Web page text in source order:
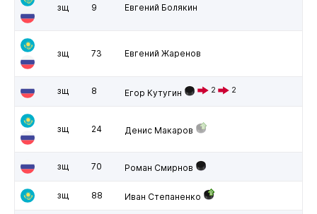
зщ 9 Евгений Болякин
зщ 73 Евгений Жаренов
зщ 8 Егор Кутугин 2 2
зщ 24 Денис Макаров
зщ 70 Роман Смирнов
зщ 88 Иван Степаненко